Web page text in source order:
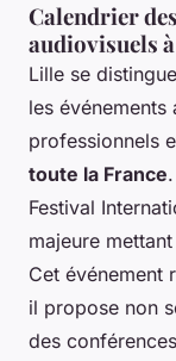
Calendrier
audiovisuels
Lille se
les
professionnels
toute la France
Festival
majeure
Cet événement
il propose non
des